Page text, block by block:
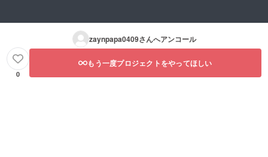
zaynpapa0409さんへアンコール
0
もう一度プロジェクトをやってほしい